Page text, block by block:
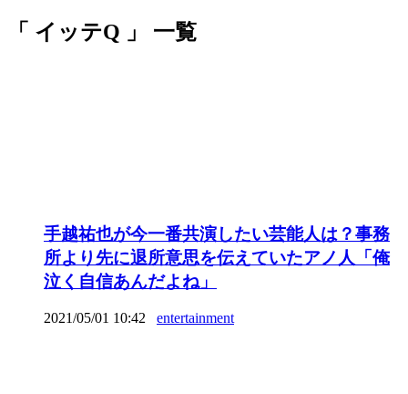
「 イッテQ 」 一覧
手越祐也が今一番共演したい芸能人は？事務
所より先に退所意思を伝えていたアノ人「俺
泣く自信あんだよね」
2021/05/01 10:42 entertainment